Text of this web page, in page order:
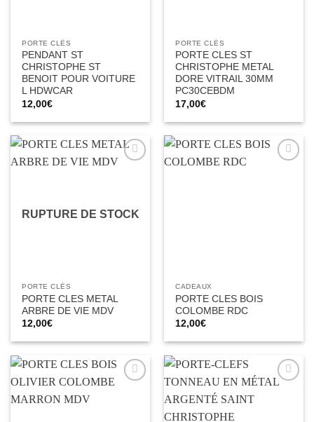
PORTE CLÉS
PENDANT ST
CHRISTOPHE ST
BENOIT POUR VOITURE
L HDWCAR
12,00€
PORTE CLÉS
PORTE CLES ST
CHRISTOPHE METAL
DORE VITRAIL 30MM
PC30CEBDM
17,00€
RUPTURE DE STOCK
PORTE CLÉS
PORTE CLES METAL
ARBRE DE VIE MDV
12,00€
CADEAUX
PORTE CLES BOIS
COLOMBE RDC
12,00€